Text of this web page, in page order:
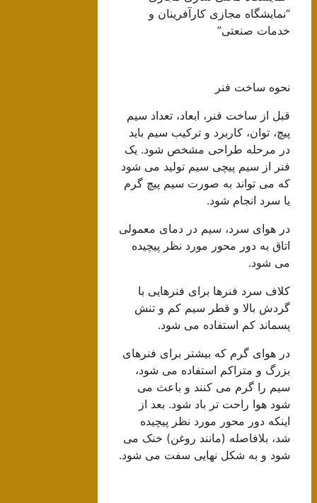
“نمایشگاه مجازی کارآفرینان و
خدمات صنعتی”
نحوه ساخت فنر
قبل از ساخت فنر، ابعاد، تعداد سیم
پیچ، توان، کاربرد و ترکیب سیم باید
در مرحله طراحی مشخص شود. یک
فنر از سیم پیچی سیم تولید می شود
که می تواند به صورت سیم پیچ گرم
یا سرد انجام شود.
در هوای سرد، سیم در دمای معمولی
اتاق به دور محور مورد نظر پیچیده
می شود.
کلاف سرد فنرها برای فنرهایی با
گردش بالا و قطر سیم کم و تنش
پسماند کم استفاده می شود.
در هوای گرم که بیشتر برای فنرهای
بزرگ و متراکم استفاده می شود،
سیم را گرم می کنند و باعث می
شود هوا راحت تر باد شود. بعد از
اینکه دور محور مورد نظر پیچیده
شد، بلافاصله (مانند روغن) خنک می
شود و به شکل نهایی سفت می شود.